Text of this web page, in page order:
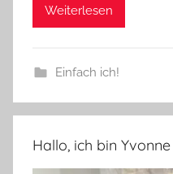
Weiterlesen
Einfach ich!
Hallo, ich bin Yvonne